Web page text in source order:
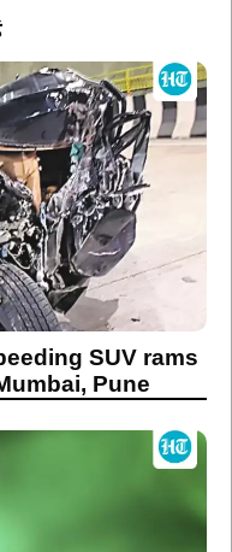
SUV rams
Pune